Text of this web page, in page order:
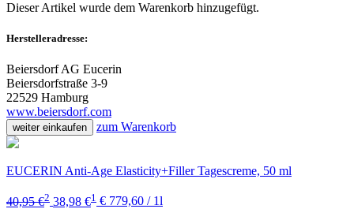
Dieser Artikel wurde dem Warenkorb hinzugefügt.
Herstelleradresse:
Beiersdorf AG Eucerin
Beiersdorfstraße 3-9
22529 Hamburg
www.beiersdorf.com
weiter einkaufen zum Warenkorb
EUCERIN Anti-Age Elasticity+Filler Tagescreme, 50 ml
40,95 €2 38,98 €1 € 779,60 / 1l